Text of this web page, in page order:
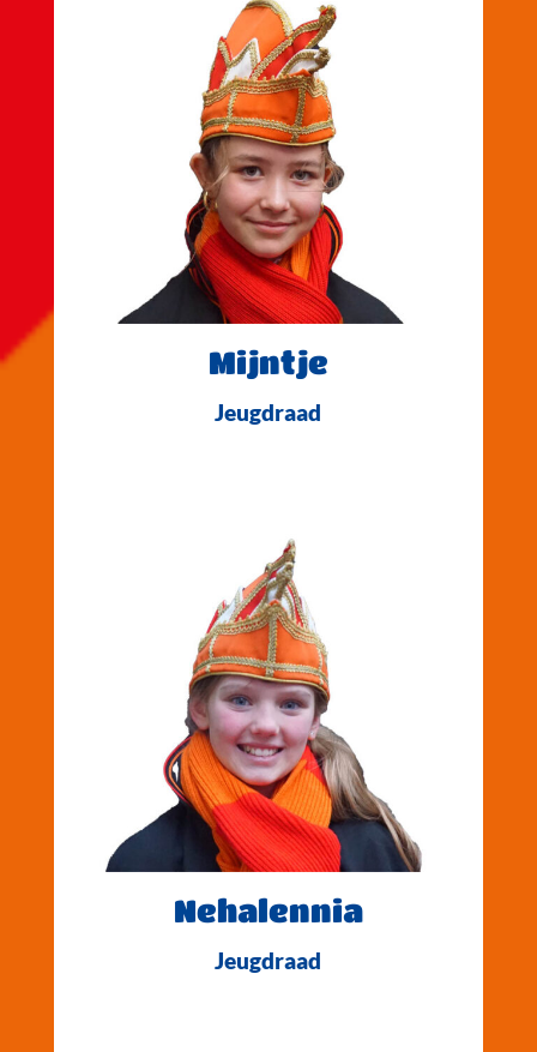
Mijntje
Jeugdraad
Nehalennia
Jeugdraad